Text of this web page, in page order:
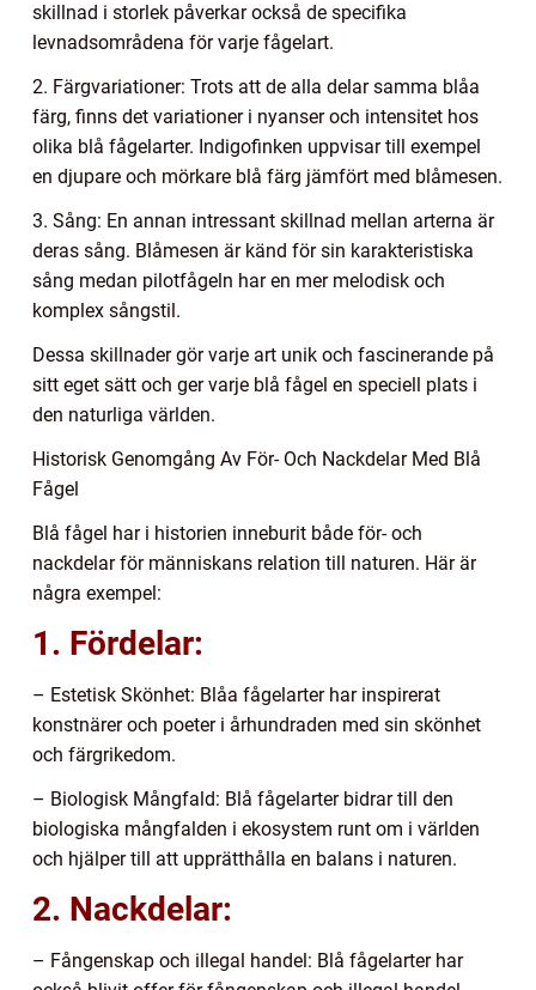
skillnad i storlek påverkar också de specifika
levnadsområdena för varje fågelart.
2. Färgvariationer: Trots att de alla delar samma blåa
färg, finns det variationer i nyanser och intensitet hos
olika blå fågelarter. Indigofinken uppvisar till exempel
en djupare och mörkare blå färg jämfört med blåmesen.
3. Sång: En annan intressant skillnad mellan arterna är
deras sång. Blåmesen är känd för sin karakteristiska
sång medan pilotfågeln har en mer melodisk och
komplex sångstil.
Dessa skillnader gör varje art unik och fascinerande på
sitt eget sätt och ger varje blå fågel en speciell plats i
den naturliga världen.
Historisk Genomgång Av För- Och Nackdelar Med Blå
Fågel
Blå fågel har i historien inneburit både för- och
nackdelar för människans relation till naturen. Här är
några exempel:
1. Fördelar:
– Estetisk Skönhet: Blåa fågelarter har inspirerat
konstnärer och poeter i århundraden med sin skönhet
och färgrikedom.
– Biologisk Mångfald: Blå fågelarter bidrar till den
biologiska mångfalden i ekosystem runt om i världen
och hjälper till att upprätthålla en balans i naturen.
2. Nackdelar:
– Fångenskap och illegal handel: Blå fågelarter har